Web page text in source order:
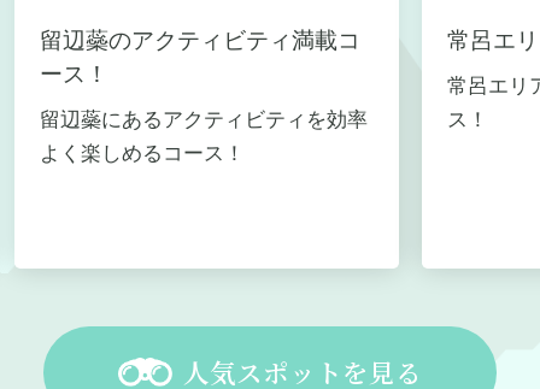
留辺蘂のアクティビティ満載コ
ース！
留辺蘂にあるアクティビティを効率
よく楽しめるコース！
常呂エ
常呂エリ
ス！
人気スポットを見る